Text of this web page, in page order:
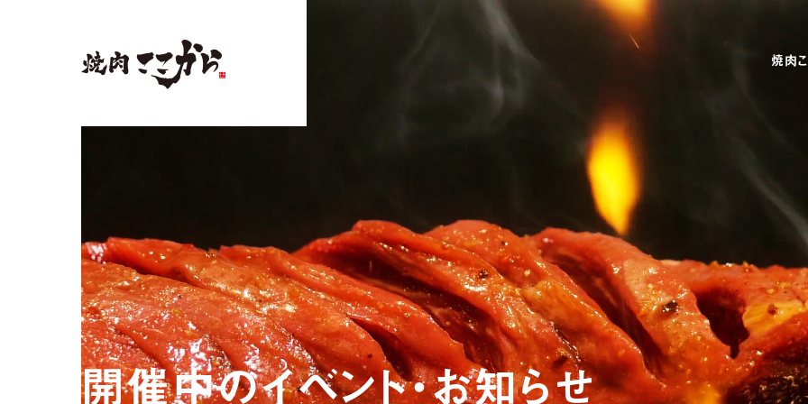
焼肉
開催中のイベント・お知らせ